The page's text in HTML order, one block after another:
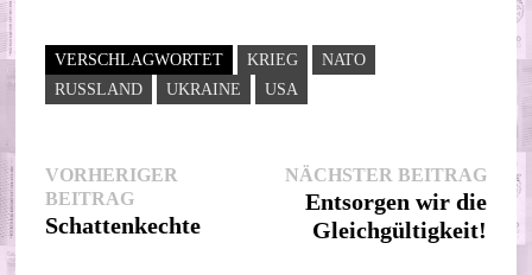
VERSCHLAGWORTET KRIEG
NATO
RUSSLAND
UKRAINE USA
Beitragsnavigation
VORHERIGER
BEITRAGVorheriger
Beitrag:
Schattenkechte
NÄCHSTER BEITRAG
Entsorgen wir die
Gleichgültigkeit!